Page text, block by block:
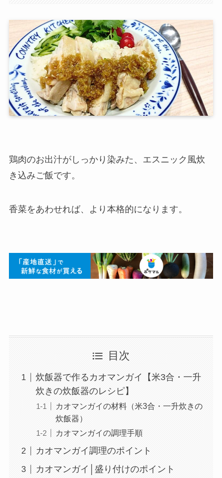
鶏肉のお出汁がしっかり染みた、エスニック風炊
き込みご飯です。
香菜をあわせれば、より本格的になります。
目次
炊飯器で作るカオマンガイ【米3合・一升
炊きの炊飯器のレシピ】
カオマンガイの材料（米3合・一升炊きの
炊飯器）
カオマンガイの調理手順
カオマンガイ調理のポイント
カオマンガイ│盛り付けのポイント